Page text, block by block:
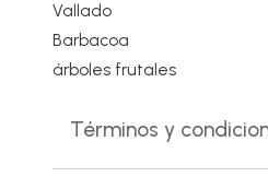
Vallado
Barbacoa
árboles frutales
Términos y